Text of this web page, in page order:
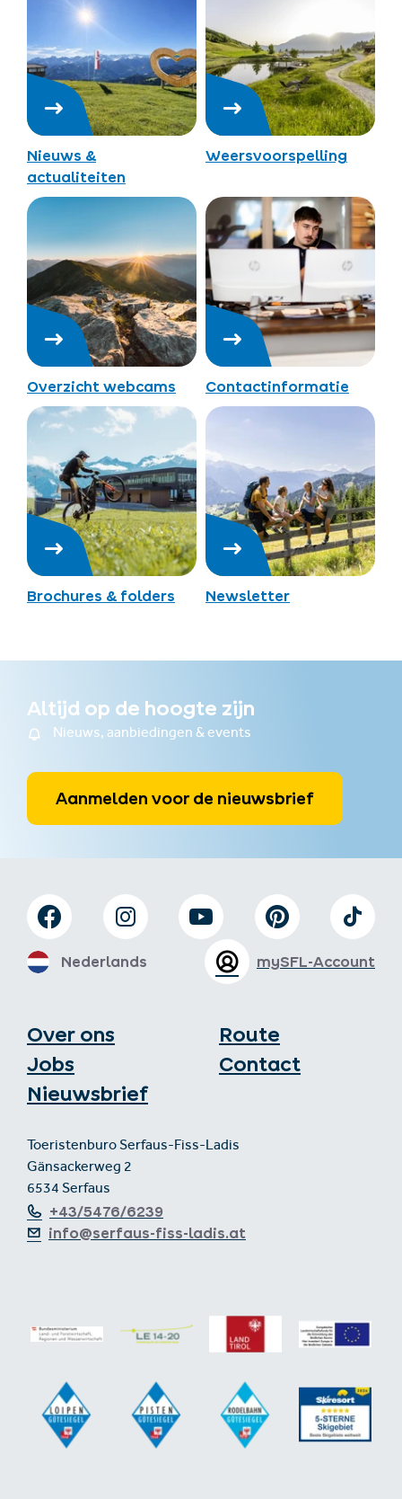
Nieuws &
actualiteiten
Weersvoorspelling
Overzicht webcams Contactinformatie
Brochures & folders Newsletter
Altijd op de hoogte zijn
Nieuws, aanbiedingen & events
Aanmelden voor de nieuwsbrief
Over ons
Jobs
Nieuwsbrief
Route
Contact
Toeristenburo Serfaus-Fiss-Ladis
Gänsackerweg 2
6534 Serfaus
+43/5476/6239
info@serfaus-fiss-ladis.at
mySFL-Account
Nederlands